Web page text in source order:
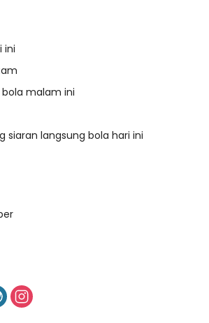
ini
malam ini
siaran langsung bola hari ini